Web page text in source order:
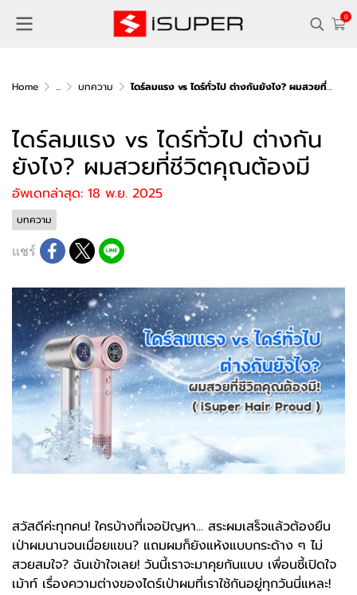
0
Home ... บทความ ไดร์ลมแรง vs ไดร์ทั่วไป ต่างกันยังไง? ผมสวยที่ชีวิตคุณต้องมี
ไดร์ลมแรง vs ไดร์ทั่วไป ต่างกัน
ยังไง? ผมสวยที่ชีวิตคุณต้องมี
อัพเดทล่าสุด: 18 พ.ย. 2025
บทความ
แชร์
สวัสดีค่ะทุกคน! ใครบ้างที่เจอปัญหา... สระผมเสร็จแล้วต้องยืน
เป่าผมนานจนเมื่อยแขน? แถมผมก็ยังแห้งแบบกระด้าง ๆ ไม่
สวยสมใจ? ฉันเข้าใจเลย! วันนี้เราจะมาคุยกันแบบ เพื่อนซี้เปิดใจ
เม้าท์ เรื่องความต่างของไดร์เป่าผมที่เราใช้กันอยู่ทุกวันนี่แหละ!